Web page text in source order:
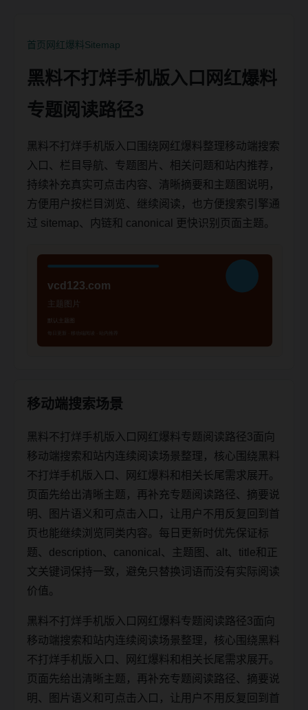
首页网红爆料Sitemap
黑料不打烊手机版入口网红爆料
专题阅读路径3
黑料不打烊手机版入口围绕网红爆料整理移动端搜索
入口、栏目导航、专题图片、相关问题和站内推荐，
持续补充真实可点击内容、清晰摘要和主题图说明，
方便用户按栏目浏览、继续阅读，也方便搜索引擎通
过 sitemap、内链和 canonical 更快识别页面主题。
移动端搜索场景
黑料不打烊手机版入口网红爆料专题阅读路径3面向
移动端搜索和站内连续阅读场景整理，核心围绕黑料
不打烊手机版入口、网红爆料和相关长尾需求展开。
页面先给出清晰主题，再补充专题阅读路径、摘要说
明、图片语义和可点击入口，让用户不用反复回到首
页也能继续浏览同类内容。每日更新时优先保证标
题、description、canonical、主题图、alt、title和正
文关键词保持一致，避免只替换词语而没有实际阅读
价值。
黑料不打烊手机版入口网红爆料专题阅读路径3面向
移动端搜索和站内连续阅读场景整理，核心围绕黑料
不打烊手机版入口、网红爆料和相关长尾需求展开。
页面先给出清晰主题，再补充专题阅读路径、摘要说
明、图片语义和可点击入口，让用户不用反复回到首